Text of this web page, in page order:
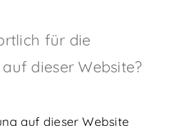
für die
dieser Website?
auf dieser Website